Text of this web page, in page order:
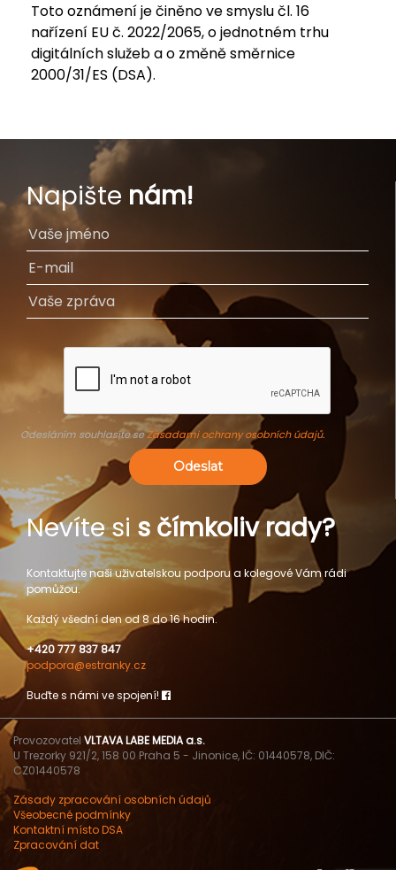
Toto oznámení je činěno ve smyslu čl. 16
nařízení EU č. 2022/2065, o jednotném trhu
digitálních služeb a o změně směrnice
2000/31/ES (DSA).
Napište nám!
Odesláním souhlasíte seZásadami ochrany osobních údajů.
Odeslat
Nevíte si s čímkoliv rady?
Kontaktujte naši uživatelskou podporu a kolegové Vám rádi
pomůžou.
Každý všední den od 8 do 16 hodin.
+420 777 837 847
podpora@estranky.cz
Buďte s námi ve spojení!
Provozovatel VLTAVA LABE MEDIA a.s.
U Trezorky 921/2, 158 00 Praha 5 - Jinonice, IČ: 01440578, DIČ:
CZ01440578
Zásady zpracování osobních údajů
Všeobecné podmínky
Kontaktní místo DSA
Zpracování dat